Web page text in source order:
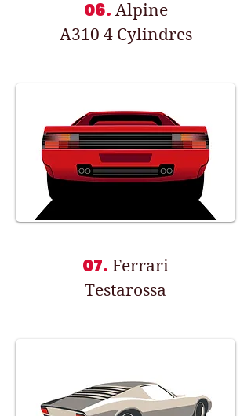
06. Alpine
A310 4 Cylindres
07. Ferrari
Testarossa